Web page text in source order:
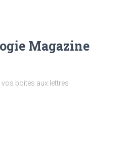
Magazine
boites aux lettres